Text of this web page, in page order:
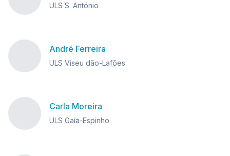
ULS S. António
André Ferreira
ULS Viseu dão-Lafões
Carla Moreira
ULS Gaia-Espinho